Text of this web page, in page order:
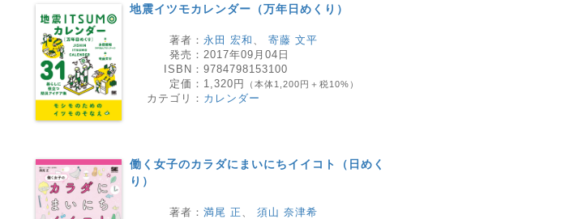
地震イツモカレンダー（万年日めくり）
著者： 永田 宏和 、 寄藤 文平
発売： 2017年09月04日
ISBN： 9784798153100
定価： 1,320円 （本体1,200円＋税10%）
カテゴリ： カレンダー
働く女子のカラダにまいにちイイコト（日めく
り）
著者： 満尾 正
須山 奈津希